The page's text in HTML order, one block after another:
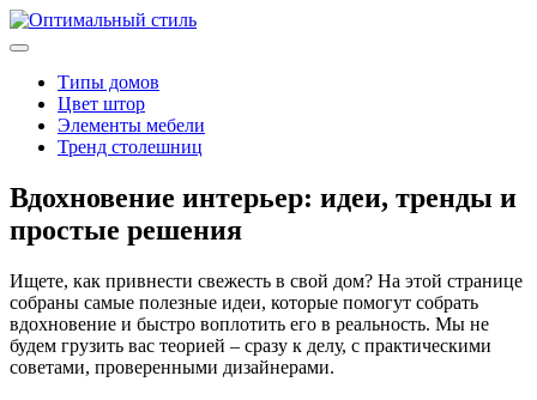
Типы домов
Цвет штор
Элементы мебели
Тренд столешниц
Вдохновение интерьер: идеи, тренды и
простые решения
Ищете, как привнести свежесть в свой дом? На этой странице
собраны самые полезные идеи, которые помогут собрать
вдохновение и быстро воплотить его в реальность. Мы не
будем грузить вас теорией – сразу к делу, с практическими
советами, проверенными дизайнерами.